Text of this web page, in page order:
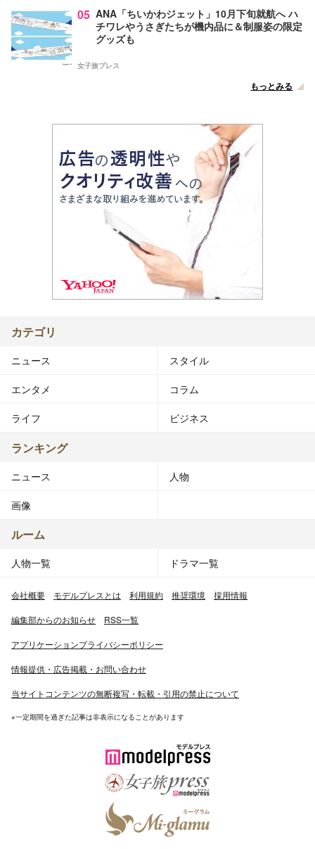
05 ANA「ちいかわジェット」10月下旬就航へ ハ
チワレやうさぎたちが機内品に＆制服姿の限定
グッズも
女子旅プレス
もっとみる
カテゴリ
ニュース スタイル
エンタメ コラム
ライフ ビジネス
ランキング
ニュース 人物
画像
ルーム
人物一覧 ドラマ一覧
会社概要 モデルプレスとは 利用規約 推奨環境 採用情報
編集部からのお知らせ RSS一覧
アプリケーションプライバシーポリシー
情報提供・広告掲載・お問い合わせ
当サイトコンテンツの無断複写・転載・引用の禁止について
※一定期間を過ぎた記事は非表示になることがあります